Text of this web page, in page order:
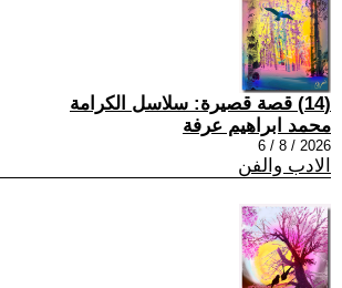
(14) قصة قصيرة: سلاسل الكرامة
محمد ابراهيم عرفة
2026 / 8 / 6
الادب والفن